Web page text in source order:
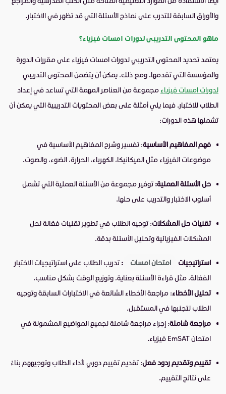
والأوراق السابقة للتدرب على نماذج الأسئلة التي قد تظهر في الاختبار.
ماهو المحتوى التدريبى لدورات امسات فيزياء؟
يعتمد تحديد المحتوى التدريبي لدورات امسات فيزياء على مقررات الدورة
والمؤسسة التي تقدمها. ومع ذلك، يمكن أن يتضمن المحتوى التدريبي
لدورات امسات فيزياء مجموعة من العناصر المهمة التي تساعد في إعداد
الطلاب للاختبار. فيما يلي أمثلة على بعض المحتويات التدريبية التي يمكن أن
تشملها هذه الدورات:
فهم المفاهيم الأساسية: تفسير وشرح المفاهيم الأساسية في
موضوعات الفيزياء مثل الميكانيكا، الكهرباء، الحرارة، الضوء، والصوت.
حل الأسئلة العملية: توفير مجموعة من الأسئلة العملية التي تشمل
أسلوب الاختبار والتدريب على حلها.
تقنيات حل المشكلات: توجيه الطلاب في تطوير تقنيات فعّالة لحل
المشكلات الفيزيائية وتحليل الأسئلة بدقة.
استراتيجيات امتحان امسات : تدريب الطلاب على استراتيجيات الاختبار
الفعّالة، مثل قراءة الأسئلة بعناية، وتوزيع الوقت بشكل مناسب.
تحليل الأخطاء: مراجعة الأخطاء الشائعة في الاختبارات السابقة وتوجيه
الطلاب لتجنبها في المستقبل.
مراجعة شاملة: إجراء مراجعة شاملة لجميع المواضيع المشمولة في
امتحان EmSAT فيزياء.
تقييم وتقديم ردود فعل: تقديم تقييم دوري لأداء الطلاب وتوجيههم بناءً
على نتائج التقييم.